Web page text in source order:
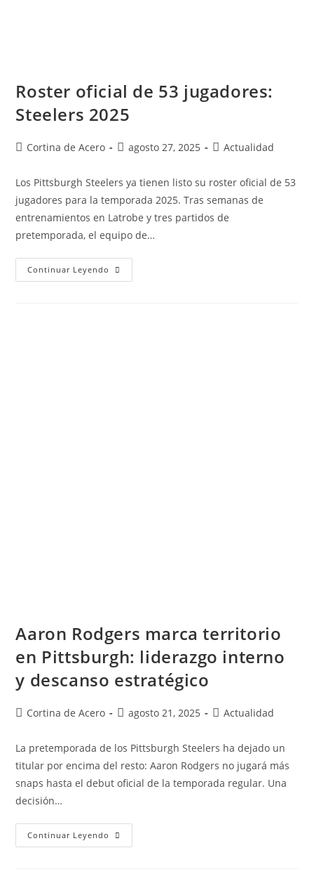
Roster oficial de 53 jugadores:
Steelers 2025
Cortina de Acero agosto 27, 2025 Actualidad
Los Pittsburgh Steelers ya tienen listo su roster oficial de 53
jugadores para la temporada 2025. Tras semanas de
entrenamientos en Latrobe y tres partidos de
pretemporada, el equipo de…
Continuar Leyendo
Aaron Rodgers marca territorio
en Pittsburgh: liderazgo interno
y descanso estratégico
Cortina de Acero agosto 21, 2025 Actualidad
La pretemporada de los Pittsburgh Steelers ha dejado un
titular por encima del resto: Aaron Rodgers no jugará más
snaps hasta el debut oficial de la temporada regular. Una
decisión…
Continuar Leyendo